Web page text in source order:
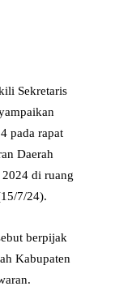
Sekretaris
pada rapat
Daerah
2024 di ruang
7/24).
berpijak
Kabupaten